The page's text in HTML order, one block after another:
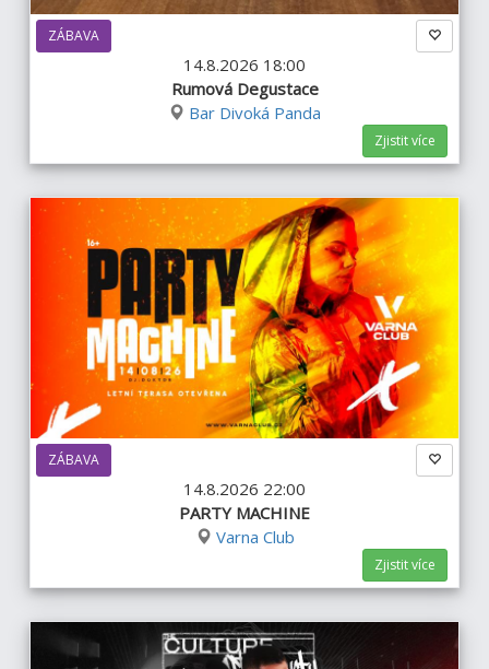
ZÁBAVA
14.8.2026 18:00
Rumová Degustace
Bar Divoká Panda
Zjistit více
ZÁBAVA
14.8.2026 22:00
PARTY MACHINE
Varna Club
Zjistit více